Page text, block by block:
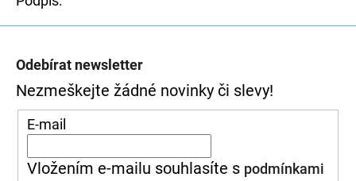
HLEDAT
ÁOdebírat newsletter
Nezmeškejte žádné novinky či slevy!
E-mail
Vložením e-mailu souhlasíte s podmínkami